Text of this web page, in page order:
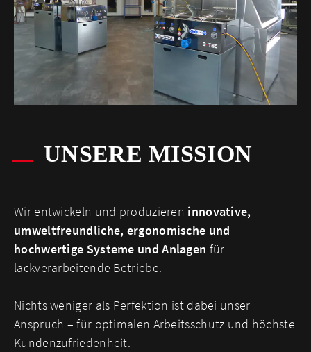
UNSERE MISSION
Wir entwickeln und produzieren innovative,
umweltfreundliche, ergonomische und
hochwertige Systeme und Anlagen für
lackverarbeitende Betriebe.
Nichts weniger als Perfektion ist dabei unser
Anspruch – für optimalen Arbeitsschutz und höchste
Kundenzufriedenheit.